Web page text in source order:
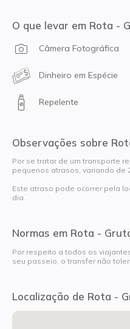
O que levar em Rota -
Câmera Fotográfica
Dinheiro em Espécie
Repelente
Observações sobre
Por se tratar de um transporte
pequenos atrasos, variando de
Este atraso pode ocorrer pela
dia.
Normas em Rota -
Por respeito a todos os
seu passeio, o transfer não
Localização de Rota -